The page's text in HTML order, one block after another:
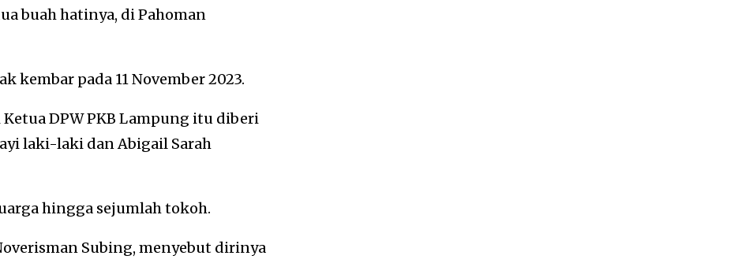
buah hatinya, di Pahoman
kembar pada 11 November 2023.
DPW PKB Lampung itu diberi
laki-laki dan Abigail Sarah
hingga sejumlah tokoh.
Subing, menyebut dirinya